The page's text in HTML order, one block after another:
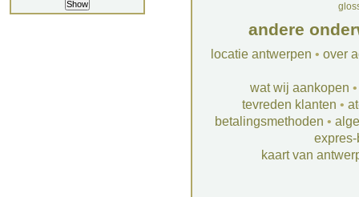
andere
locatie antwerpen • over
wat wij aankopen
tevreden klanten •
betalingsmethoden •
kaart van